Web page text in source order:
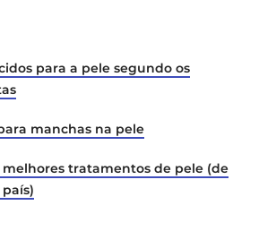
para a pele segundo os
manchas na pele
melhores tratamentos de pele (de